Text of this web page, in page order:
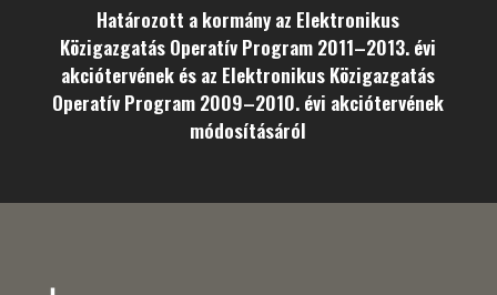
Határozott a kormány az Elektronikus
Közigazgatás Operatív Program 2011–2013. évi
akciótervének és az Elektronikus Közigazgatás
Operatív Program 2009–2010. évi akciótervének
módosításáról